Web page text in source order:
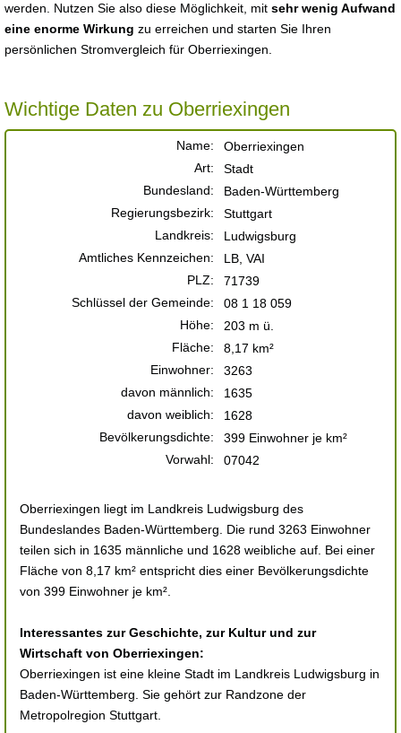
werden. Nutzen Sie also diese Möglichkeit, mit sehr wenig Aufwand
eine enorme Wirkung zu erreichen und starten Sie Ihren
persönlichen Stromvergleich für Oberriexingen.
Wichtige Daten zu Oberriexingen
Name:
Oberriexingen
Art:
Stadt
Bundesland:
Baden-Württemberg
Regierungsbezirk:
Stuttgart
Landkreis:
Ludwigsburg
Amtliches Kennzeichen:
LB, VAI
PLZ:
71739
Schlüssel der Gemeinde:
08 1 18 059
Höhe:
203 m ü.
Fläche:
8,17 km²
Einwohner:
3263
davon männlich:
1635
davon weiblich:
1628
Bevölkerungsdichte:
399 Einwohner je km²
Vorwahl:
07042
Oberriexingen liegt im Landkreis Ludwigsburg des
Bundeslandes Baden-Württemberg. Die rund 3263 Einwohner
teilen sich in 1635 männliche und 1628 weibliche auf. Bei einer
Fläche von 8,17 km² entspricht dies einer Bevölkerungsdichte
von 399 Einwohner je km².
Interessantes zur Geschichte, zur Kultur und zur
Wirtschaft von Oberriexingen:
Oberriexingen ist eine kleine Stadt im Landkreis Ludwigsburg in
Baden-Württemberg. Sie gehört zur Randzone der
Metropolregion Stuttgart.